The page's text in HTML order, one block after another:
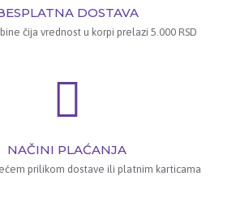
DOSTAVA
čija vrednost u korpi prelazi 5.000 RSD
NAČINI PLAĆANJA
prilikom dostave ili platnim karticama